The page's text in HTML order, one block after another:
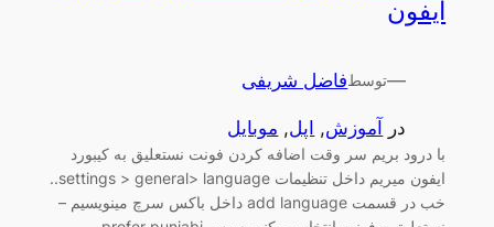
ایفون
—توسطفاضل شریفی
در آموزش, اپل, موبایل
با درود بریم سر وقت اضافه کردن فونت نستعلیق به کیبورد
ایفون میریم داخل تنظیمات settings > general> language..
خب در قسمت add language داخل باکس سرچ مینویسیم –